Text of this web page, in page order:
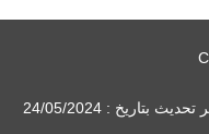
بتاريخ : 24/05/2024